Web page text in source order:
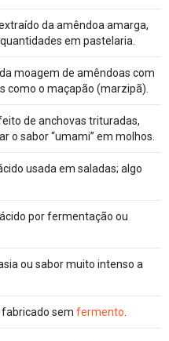
da amêndoa amarga,
em pastelaria.
moagem de amêndoas com
como o maçapão (marzipã).
de anchovas trituradas,
o sabor “umami” em molhos.
usada em saladas; algo
por fermentação ou
ou sabor muito intenso a
sem fermento